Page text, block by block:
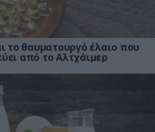
το θαυματουργό έλαιο που
από το Αλτχάιμερ